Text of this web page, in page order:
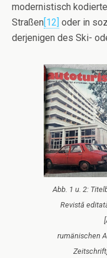
modernistisch
Straßen[12] oder in
derjenigen des Ski-
Abb. 1 u. 2:
Revistă
rumänischen